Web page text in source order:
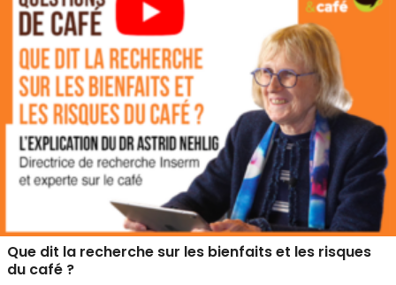
Que dit la recherche sur les bienfaits et les risques
du café ?